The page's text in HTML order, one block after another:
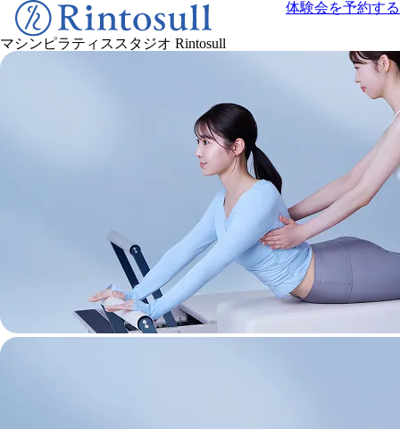
マシンピラティススタジオ Rintosull
体験会を予約する